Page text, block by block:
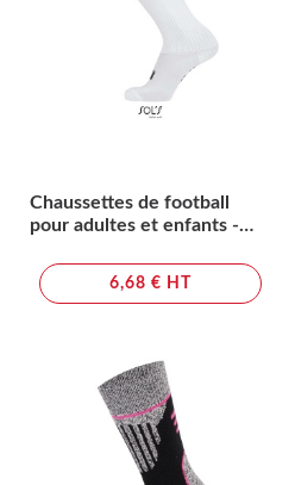
Chaussettes de football
pour adultes et enfants -
6,68 € HT